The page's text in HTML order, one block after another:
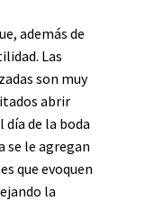
además de
Las
son muy
abrir
de la boda
se le agregan
que evoquen
la